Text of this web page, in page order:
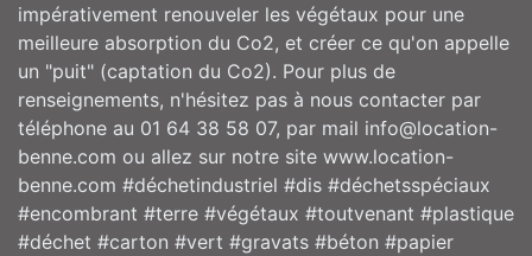
impérativement renouveler les végétaux pour une
meilleure absorption du Co2, et créer ce qu'on appelle
un "puit" (captation du Co2). Pour plus de
renseignements, n'hésitez pas à nous contacter par
téléphone au 01 64 38 58 07, par mail info@location-
benne.com ou allez sur notre site www.location-
benne.com #déchetindustriel #dis #déchetsspéciaux
#encombrant #terre #végétaux #toutvenant #plastique
#déchet #carton #vert #gravats #béton #papier